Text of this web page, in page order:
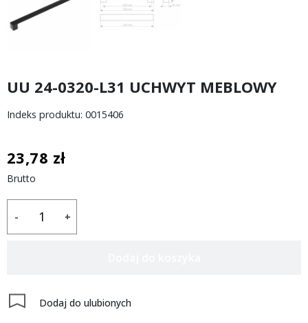
UU 24-0320-L31 UCHWYT MEBLOWY
Indeks produktu: 0015406
23,78 zł
Brutto
- +
Dodaj do ulubionych